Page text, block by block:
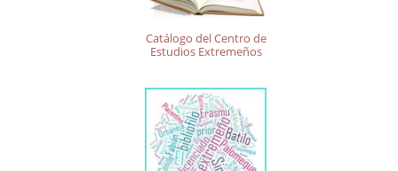
Catálogo del Centro de
Estudios Extremeños